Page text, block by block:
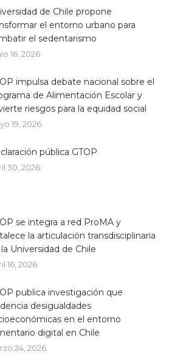
de Chile propone
el entorno urbano para
el sedentarismo
16, 2026
impulsa debate nacional sobre el
de Alimentación Escolar y
riesgos para la equidad social
19, 2026
pública GTOP
30, 2026
se integra a red ProMA y
la articulación transdisciplinaria
Universidad de Chile
16, 2026
publica investigación que
desigualdades
en el entorno
digital en Chile
24, 2026